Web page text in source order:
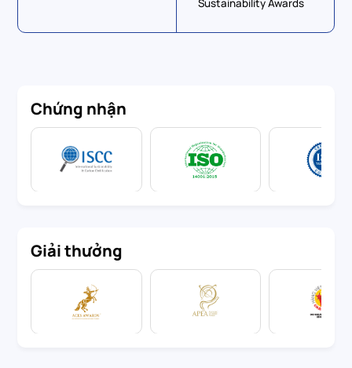
Sustainability Awards
Chứng nhận
Giải thưởng